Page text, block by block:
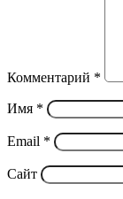
Комментарий *
Имя *
Email *
Сайт